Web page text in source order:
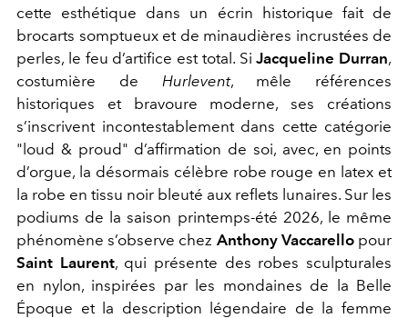
cette esthétique dans un écrin historique fait de
brocarts somptueux et de minaudières incrustées de
perles, le feu d’artifice est total. SiJacqueline Durran,
costumière de Hurlevent, mêle références
historiques et bravoure moderne, ses créations
s’inscrivent incontestablement dans cette catégorie
"loud & proud" d’affirmation de soi, avec, en points
d’orgue, la désormais célèbre robe rouge en latex et
la robe en tissu noir bleuté aux reflets lunaires. Sur les
podiums de la saison printemps-été 2026, le même
phénomène s’observe chez Anthony Vaccarellopour
Saint Laurent, qui présente des robes sculpturales
en nylon, inspirées par les mondaines de la Belle
Époque et la description légendaire de la femme